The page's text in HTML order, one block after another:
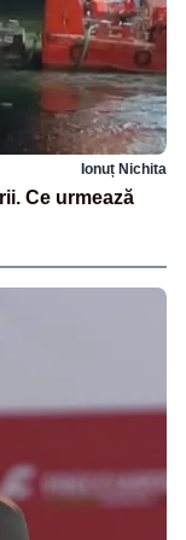
Ionuț Nichita
Ce urmează